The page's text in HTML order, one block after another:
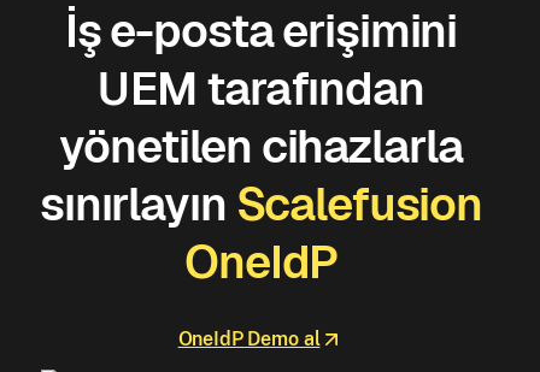
İş e-posta erişimini
UEM tarafından
yönetilen cihazlarla
sınırlayın Scalefusion
OneIdP
OneIdP Demo al